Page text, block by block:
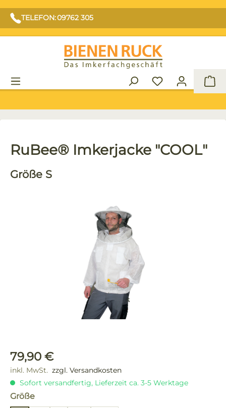
TELEFON: 09762 305
RuBee® Imkerjacke "COOL"
Größe S
Bildergalerie überspringen
Regulärer Preis:
79,90 €
inkl. MwSt. zzgl. Versandkosten
Sofort versandfertig, Lieferzeit ca. 3-5 Werktage
Größeauswählen